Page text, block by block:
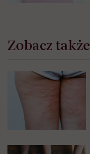
Zobacz także